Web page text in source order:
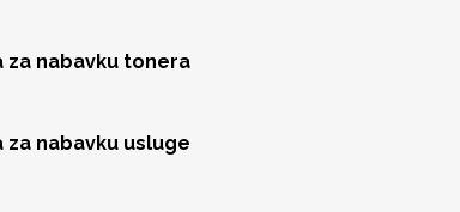
za nabavku tonera
nabavku usluge